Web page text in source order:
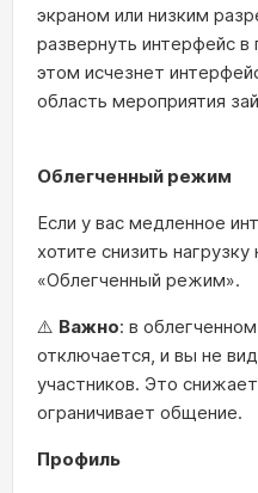
экраном или низким
развернуть интерфейс
этом исчезнет
область мероприятия
Облегченный режим
Если у вас медленное
хотите снизить
«Облегченный режим».
⚠️ Важно: в
отключается, и вы не
участников. Это
ограничивает общение.
Профиль